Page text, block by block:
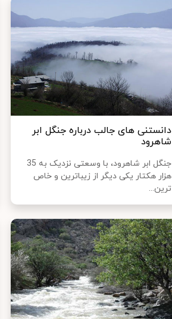
دانستنی های جالب درباره جنگل ابر
شاهرود
جنگل ابر شاهرود، با وسعتی نزدیک به 35
هزار هکتار یکی ديگر از زیباترین و خاص
ترین...